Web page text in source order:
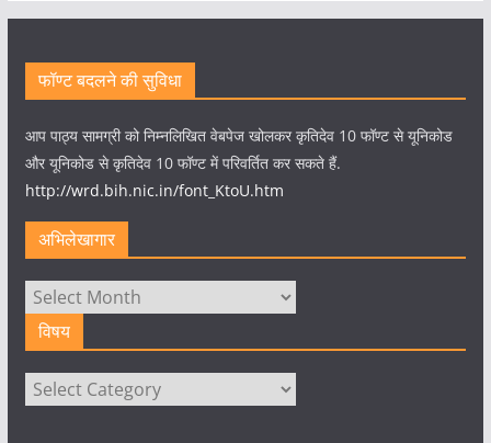
फॉण्ट बदलने की सुविधा
आप पाठ्य सामग्री को निम्नलिखित वेबपेज खोलकर कृतिदेव 10 फॉण्ट से यूनिकोड
और यूनिकोड से कृतिदेव 10 फॉण्ट में परिवर्तित कर सकते हैं.
http://wrd.bih.nic.in/font_KtoU.htm
अभिलेखागार
अभिलेखागार
विषय
विषय